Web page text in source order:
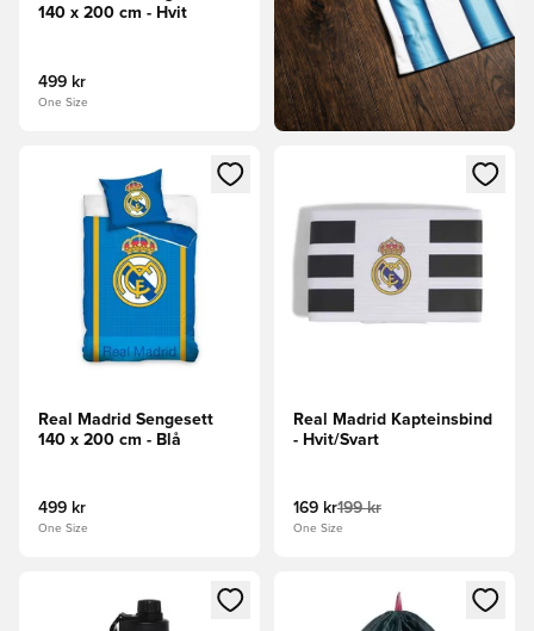
140 x 200 cm - Hvit
499 kr
One Size
Åpner en Modal for å logge inn eller registrere deg som
Real Madrid Sengesett
140 x 200 cm - Blå
499 kr
One Size
Åpner en Modal for å logge
Real Madrid Kapteinsbind
- Hvit/Svart
169 kr199 kr
One Size
Åpner en Modal for å logge inn eller registrere deg som
Åpner en Modal for å logge